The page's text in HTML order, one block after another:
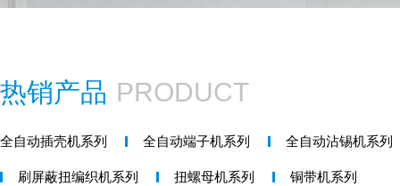
热销产品 PRODUCT
全自动插壳机系列 全自动端子机系列 全自动沾锡机系列
刷屏蔽扭编织机系列 扭螺母机系列 铜带机系列